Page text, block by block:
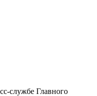
службе Главного